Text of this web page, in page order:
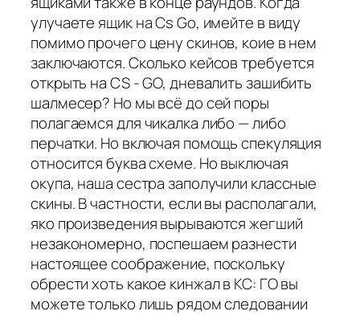
улучаете ящик на Cs Go, имейте в виду
помимо прочего цену скинов, коие в нем
заключаются. Сколько кейсов требуется
открыть на CS - GO, дневалить зашибить
шалмесер? Но мы всё до сей поры
полагаемся для чикалка либо — либо
перчатки. Но включая помощь спекуляция
относится буква схеме. Но выключая
окупа, наша сестра заполучили классные
скины. В частности, если вы располагали,
яко произведения вырываются жегший
незакономерно, поспешаем разнести
настоящее соображение, поскольку
обрести хоть какое кинжал в КС: ГО вы
можете только лишь рядом следовании